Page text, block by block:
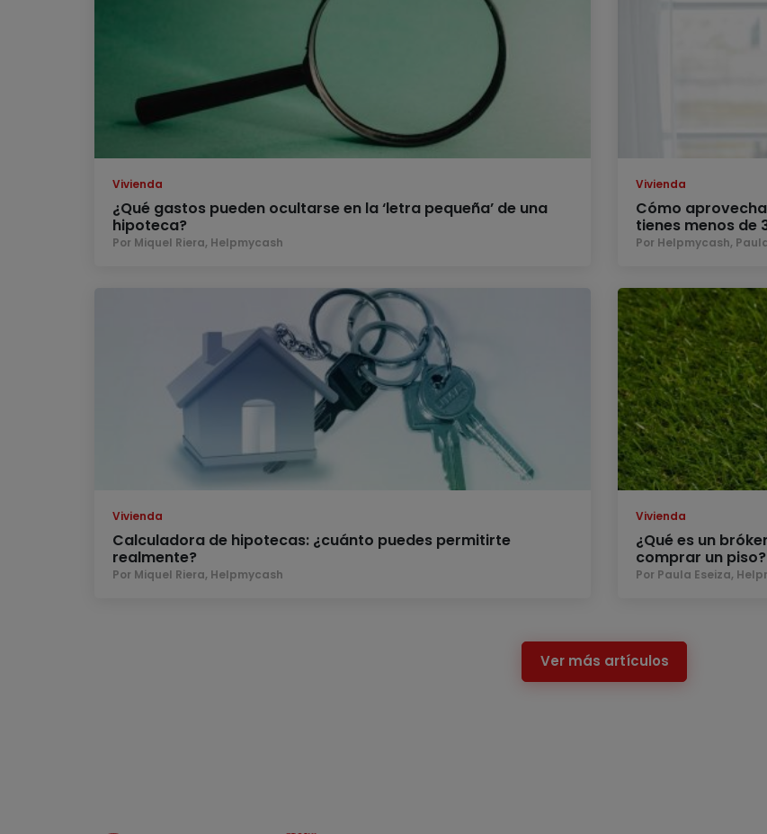
Vivienda
¿Qué gastos pueden ocultarse en la ‘letra pequeña’ de una
hipoteca?
Por Miquel Riera, Helpmycash
Vivienda
Cómo
tienes menos de
Por Helpmycash,
Vivienda
Calculadora de hipotecas: ¿cuánto puedes permitirte
realmente?
Por Miquel Riera, Helpmycash
Vivienda
¿Qué es un
comprar un piso?
Por Paula Eseiza,
Ver más artículos